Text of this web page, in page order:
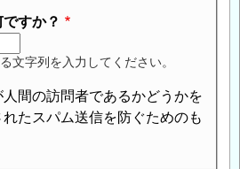
すか？
文字列を入力してください。
間の訪問者であるかどうかを
たスパム送信を防ぐためのも